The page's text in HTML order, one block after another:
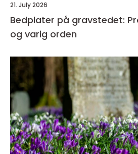
21. July 2026
Bedplater på gravstedet:
og varig orden